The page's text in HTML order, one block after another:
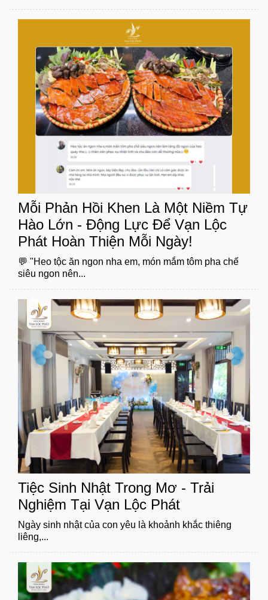
Mỗi Phản Hồi Khen Là Một Niềm Tự
Hào Lớn - Động Lực Để Vạn Lộc
Phát Hoàn Thiện Mỗi Ngày!
💬 "Heo tộc ăn ngon nha em, món mắm tôm pha chế
siêu ngon nên...
Tiệc Sinh Nhật Trong Mơ - Trải
Nghiệm Tại Vạn Lộc Phát
Ngày sinh nhật của con yêu là khoảnh khắc thiêng
liêng,...